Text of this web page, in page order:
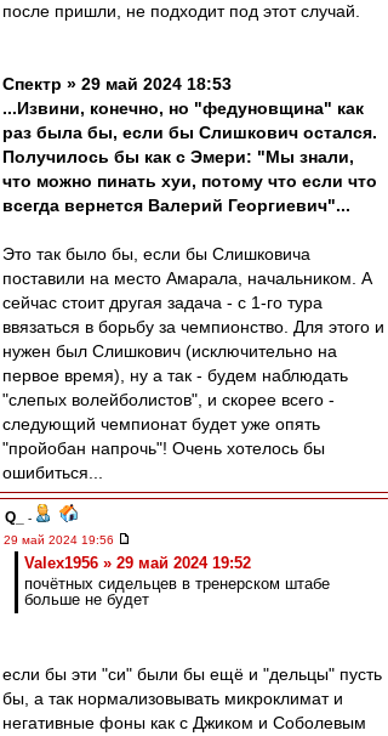
после пришли, не подходит под этот случай.
Спектр » 29 май 2024 18:53
...Извини, конечно, но "федуновщина" как
раз была бы, если бы Слишкович остался.
Получилось бы как с Эмери: "Мы знали,
что можно пинать хуи, потому что если что
всегда вернется Валерий Георгиевич"...
Это так было бы, если бы Слишковича
поставили на место Амарала, начальником. А
сейчас стоит другая задача - с 1-го тура
ввязаться в борьбу за чемпионство. Для этого и
нужен был Слишкович (исключительно на
первое время), ну а так - будем наблюдать
"слепых волейболистов", и скорее всего -
следующий чемпионат будет уже опять
"пройобан напрочь"! Очень хотелось бы
ошибиться...
Q_
-
29 май 2024 19:56
Valex1956 » 29 май 2024 19:52
почётных сидельцев в тренерском штабе
больше не будет
если бы эти "си" были бы ещё и "дельцы" пусть
бы, а так нормализовывать микроклимат и
негативные фоны как с Джиком и Соболевым